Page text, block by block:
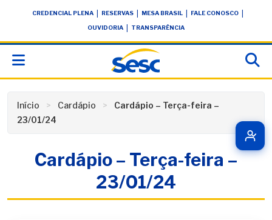
conteúdoCREDENCIAL PLENA RESERVAS MESA BRASIL FALE CONOSCO
OUVIDORIA TRANSPARÊNCIA
Início Cardápio
Cardápio – Terça-feira –
23/01/24
Cardápio – Terça-feira –
23/01/24